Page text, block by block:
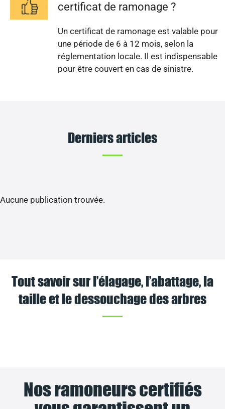
certificat de ramonage ?
Un certificat de ramonage est valable pour
une période de 6 à 12 mois, selon la
réglementation locale. Il est indispensable
pour être couvert en cas de sinistre.
Derniers articles
Aucune publication trouvée.
Tout savoir sur l’élagage, l’abattage, la
taille et le dessouchage des arbres
Nos ramoneurs certifiés